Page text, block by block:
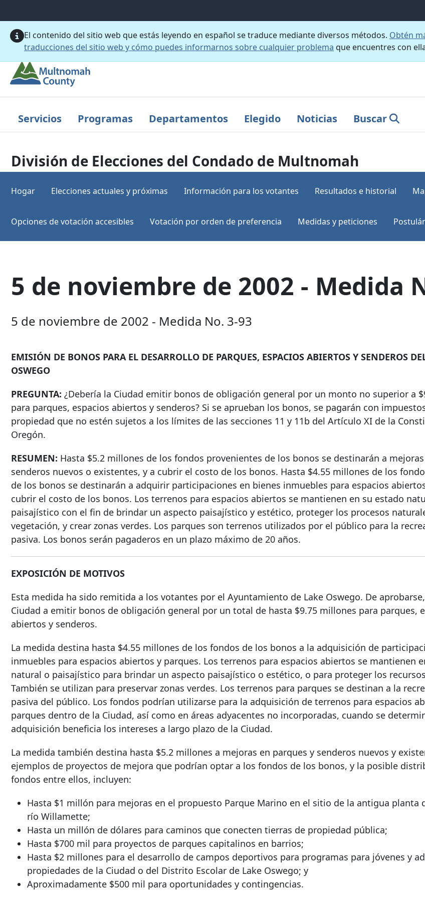
El contenido del sitio web que estás leyendo en español se traduce mediante diversos métodos. Obtén
traducciones del sitio web y cómo puedes informarnos sobre cualquier problema que encuentres con
Servicios Programas Departamentos Elegido Noticias Buscar
División de Elecciones del Condado de Multnomah
Hogar Elecciones actuales y próximas Información para los votantes Resultados e historial
Opciones de votación accesibles Votación por orden de preferencia Medidas y peticiones
5 de noviembre de 2002 - Medida
5 de noviembre de 2002 - Medida No. 3-93
EMISIÓN DE BONOS PARA EL DESARROLLO DE PARQUES, ESPACIOS ABIERTOS Y SENDEROS
OSWEGO
PREGUNTA: ¿Debería la Ciudad emitir bonos de obligación general por un monto no superior a
para parques, espacios abiertos y senderos? Si se aprueban los bonos, se pagarán con
propiedad que no estén sujetos a los límites de las secciones 11 y 11b del Artículo XI de la
Oregón.
RESUMEN: Hasta $5.2 millones de los fondos provenientes de los bonos se destinarán a
senderos nuevos o existentes, y a cubrir el costo de los bonos. Hasta $4.55 millones de los
de los bonos se destinarán a adquirir participaciones en bienes inmuebles para espacios
cubrir el costo de los bonos. Los terrenos para espacios abiertos se mantienen en su estado
paisajístico con el fin de brindar un aspecto paisajístico y estético, proteger los procesos
vegetación, y crear zonas verdes. Los parques son terrenos utilizados por el público para la
pasiva. Los bonos serán pagaderos en un plazo máximo de 20 años.
EXPOSICIÓN DE MOTIVOS
Esta medida ha sido remitida a los votantes por el Ayuntamiento de Lake Oswego. De
Ciudad a emitir bonos de obligación general por un total de hasta $9.75 millones para parques,
abiertos y senderos.
La medida destina hasta $4.55 millones de los fondos de los bonos a la adquisición de
inmuebles para espacios abiertos y parques. Los terrenos para espacios abiertos se mantienen
natural o paisajístico para brindar un aspecto paisajístico o estético, o para proteger los
También se utilizan para preservar zonas verdes. Los terrenos para parques se destinan a la
pasiva del público. Los fondos podrían utilizarse para la adquisición de terrenos para espacios
parques dentro de la Ciudad, así como en áreas adyacentes no incorporadas, cuando se
adquisición beneficia los intereses a largo plazo de la Ciudad.
La medida también destina hasta $5.2 millones a mejoras en parques y senderos nuevos y
ejemplos de proyectos de mejora que podrían optar a los fondos de los bonos, y la posible
fondos entre ellos, incluyen:
Hasta $1 millón para mejoras en el propuesto Parque Marino en el sitio de la antigua planta
río Willamette;
Hasta un millón de dólares para caminos que conecten tierras de propiedad pública;
Hasta $700 mil para proyectos de parques capitalinos en barrios;
Hasta $2 millones para el desarrollo de campos deportivos para programas para jóvenes y
propiedades de la Ciudad o del Distrito Escolar de Lake Oswego; y
Aproximadamente $500 mil para oportunidades y contingencias.